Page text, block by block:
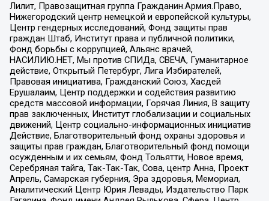
Лилит, Правозащитная группа Гражданин.Армия.Право,
Нижегородский центр немецкой и европейской культуры,
Центр гендерных исследований, Фонд защиты прав
граждан Штаб, Институт права и публичной политики,
Фонд борьбы с коррупцией, Альянс врачей,
НАСИЛИЮ.НЕТ, Мы против СПИДа, СВЕЧА, Гуманитарное
действие, Открытый Петербург, Лига Избирателей,
Правовая инициатива, Гражданский Союз, Хасдей
Ерушалаим, Центр поддержки и содействия развитию
средств массовой информации, Горячая Линия, В защиту
прав заключенных, Институт глобализации и социальных
движений, Центр социально-информационных инициатив
Действие, Благотворительный фонд охраны здоровья и
защиты прав граждан, Благотворительный фонд помощи
осужденным и их семьям, Фонд Тольятти, Новое время,
Серебряная тайга, Так-Так-Так, Сова, центр Анна, Проект
Апрель, Самарская губерния, Эра здоровья, Мемориал,
Аналитический Центр Юрия Левады, Издательство Парк